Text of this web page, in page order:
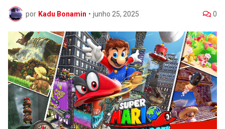
por Kadu Bonamin • junho 25, 2025 0